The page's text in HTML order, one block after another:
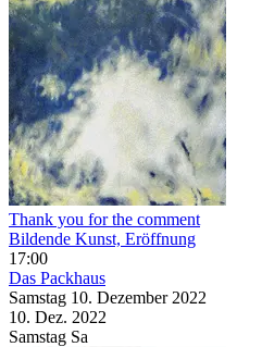
Thank you for the comment
Bildende Kunst, Eröffnung
17:00
Das Packhaus
Samstag 10. Dezember 2022
10. Dez. 2022
Samstag Sa